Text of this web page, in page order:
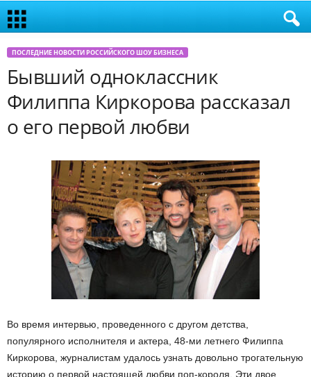
ПОСЛЕДНИЕ НОВОСТИ РОССИЙСКОГО ШОУ БИЗНЕСА
Бывший одноклассник
Филиппа Киркорова рассказал
о его первой любви
Во время интервью, проведенного с другом детства,
популярного исполнителя и актера, 48-ми летнего Филиппа
Киркорова, журналистам удалось узнать довольно трогательную
историю о первой настоящей любви поп-короля. Эти двое